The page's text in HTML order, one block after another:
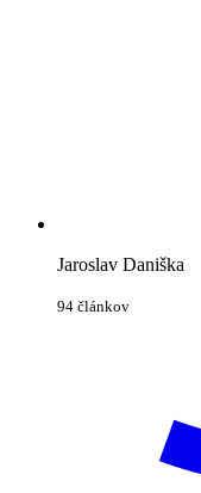
Jaroslav Daniška
94 článkov